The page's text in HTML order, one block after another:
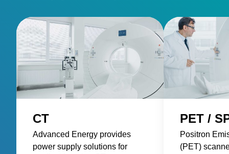
CT
Advanced Energy provides
power supply solutions for
PET /
Positron
(PET)